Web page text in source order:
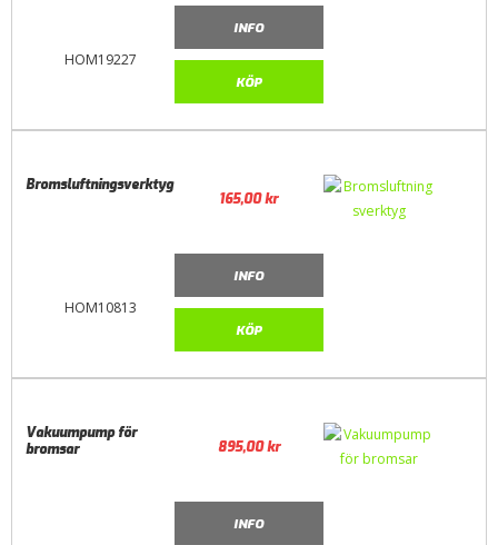
HOM19227
INFO
KÖP
HOM10813
Bromsluftningsverktyg
165,00kr
INFO
KÖP
Vakuumpump för
bromsar
895,00kr
INFO